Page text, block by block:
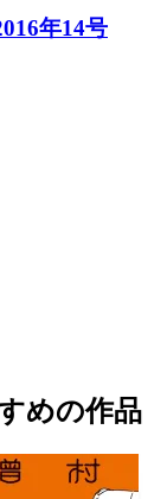
年14号
めの作品